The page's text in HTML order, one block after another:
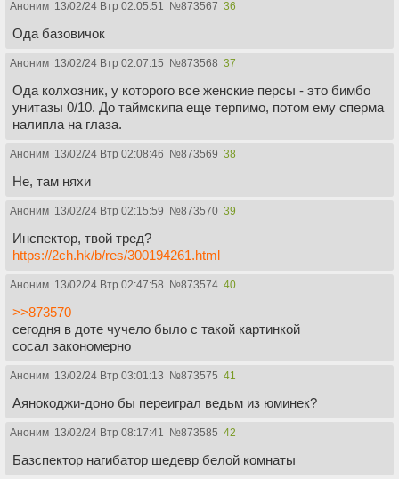
Аноним 13/02/24 Втр 02:05:51 №873567 36
Ода базовичок
Аноним 13/02/24 Втр 02:07:15 №873568 37
Ода колхозник, у которого все женские персы - это бимбо
унитазы 0/10. До таймскипа еще терпимо, потом ему сперма
налипла на глаза.
Аноним 13/02/24 Втр 02:08:46 №873569 38
Не, там няхи
Аноним 13/02/24 Втр 02:15:59 №873570 39
Инспектор, твой тред?
https://2ch.hk/b/res/300194261.html
Аноним 13/02/24 Втр 02:47:58 №873574 40
>>873570
сегодня в доте чучело было с такой картинкой
сосал закономерно
Аноним 13/02/24 Втр 03:01:13 №873575 41
Аянокоджи-доно бы переиграл ведьм из юминек?
Аноним 13/02/24 Втр 08:17:41 №873585 42
Базспектор нагибатор шедевр белой комнаты